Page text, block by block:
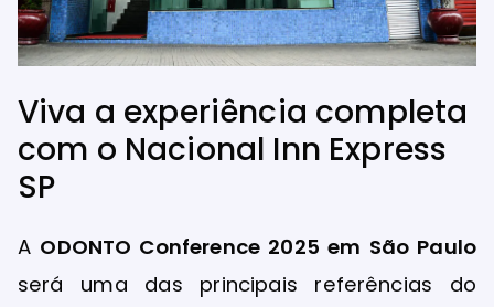
Viva a experiência completa
com o Nacional Inn Express
SP
A ODONTO Conference 2025 em São Paulo
será uma das principais referências do